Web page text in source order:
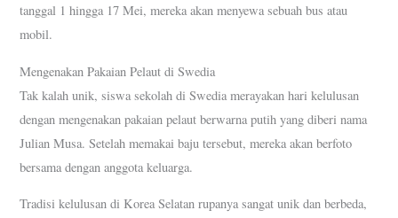
tanggal 1 hingga 17 Mei, mereka akan menyewa sebuah bus atau
mobil.
Mengenakan Pakaian Pelaut di Swedia
Tak kalah unik, siswa sekolah di Swedia merayakan hari kelulusan
dengan mengenakan pakaian pelaut berwarna putih yang diberi nama
Julian Musa. Setelah memakai baju tersebut, mereka akan berfoto
bersama dengan anggota keluarga.
Tradisi kelulusan di Korea Selatan rupanya sangat unik dan berbeda,